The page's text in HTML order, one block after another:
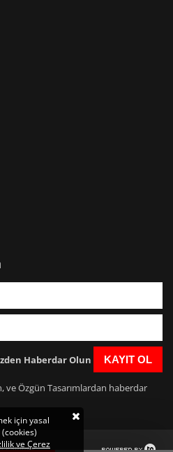
Haberdar Olun KAYIT OL
ve Özgün Tasarımlardan haberdar
için yasal
ve Çerez